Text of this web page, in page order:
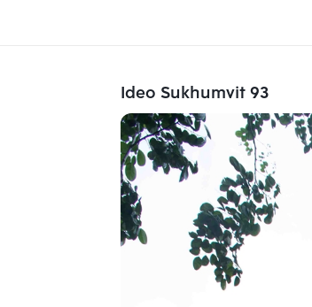
Ideo Sukhumvit 93